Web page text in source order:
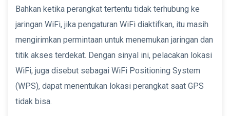
Bahkan ketika perangkat tertentu tidak terhubung ke
jaringan WiFi, jika pengaturan WiFi diaktifkan, itu masih
mengirimkan permintaan untuk menemukan jaringan dan
titik akses terdekat. Dengan sinyal ini, pelacakan lokasi
WiFi, juga disebut sebagai WiFi Positioning System
(WPS), dapat menentukan lokasi perangkat saat GPS
tidak bisa.